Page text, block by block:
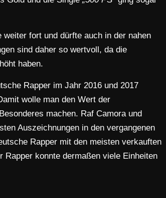
fort und dürfte auch in der nahen
sind daher so wertvoll, da die
haben.
Rapper im Jahr 2016 und 2017
wolle man den Wert der
machen. Raf Camora und
Auszeichnungen in den vergangenen
Rapper mit den meisten verkauften
Rapper konnte dermaßen viele Einheiten